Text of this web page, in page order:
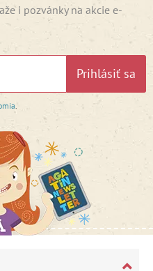
i pozvánky na akcie e-
Prihlásiť sa